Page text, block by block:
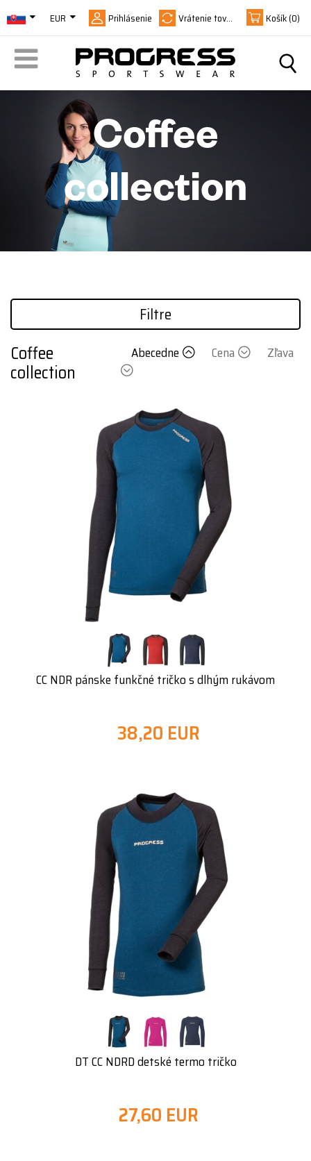
EUR Prihlásenie Vrátenie tovaru Košík(0)
Coffee
collection
Filtre
Coffee
collection
Abecedne Cena Zľava
CC NDR pánske funkčné tričko s dlhým rukávom
38,20 EUR
DT CC NDRD detské termo tričko
27,60 EUR